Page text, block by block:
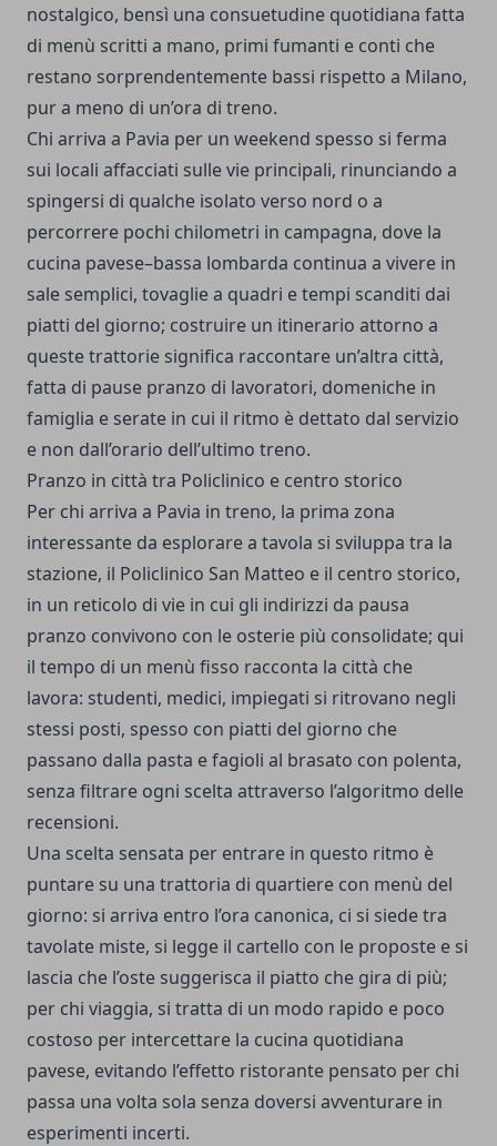
nostalgico, bensì una consuetudine quotidiana fatta
di menù scritti a mano, primi fumanti e conti che
restano sorprendentemente bassi rispetto a Milano,
pur a meno di un’ora di treno.
Chi arriva a Pavia per un weekend spesso si ferma
sui locali affacciati sulle vie principali, rinunciando a
spingersi di qualche isolato verso nord o a
percorrere pochi chilometri in campagna, dove la
cucina pavese–bassa lombarda continua a vivere in
sale semplici, tovaglie a quadri e tempi scanditi dai
piatti del giorno; costruire un itinerario attorno a
queste trattorie significa raccontare un’altra città,
fatta di pause pranzo di lavoratori, domeniche in
famiglia e serate in cui il ritmo è dettato dal servizio
e non dall’orario dell’ultimo treno.
Pranzo in città tra Policlinico e centro storico
Per chi arriva a Pavia in treno, la prima zona
interessante da esplorare a tavola si sviluppa tra la
stazione, il Policlinico San Matteo e il centro storico,
in un reticolo di vie in cui gli indirizzi da pausa
pranzo convivono con le osterie più consolidate; qui
il tempo di un menù fisso racconta la città che
lavora: studenti, medici, impiegati si ritrovano negli
stessi posti, spesso con piatti del giorno che
passano dalla pasta e fagioli al brasato con polenta,
senza filtrare ogni scelta attraverso l’algoritmo delle
recensioni.
Una scelta sensata per entrare in questo ritmo è
puntare su una trattoria di quartiere con menù del
giorno: si arriva entro l’ora canonica, ci si siede tra
tavolate miste, si legge il cartello con le proposte e si
lascia che l’oste suggerisca il piatto che gira di più;
per chi viaggia, si tratta di un modo rapido e poco
costoso per intercettare la cucina quotidiana
pavese, evitando l’effetto ristorante pensato per chi
passa una volta sola senza doversi avventurare in
esperimenti incerti.